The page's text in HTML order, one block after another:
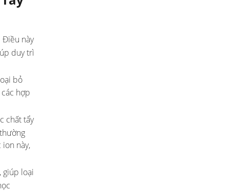
Điều này
duy trì
bỏ
hợp
chất tẩy
này,
giúp loại